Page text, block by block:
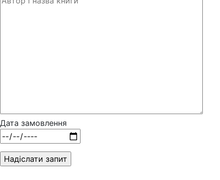
Дата замовлення